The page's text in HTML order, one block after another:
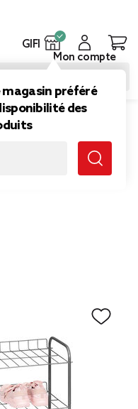
GIFI
préféré
des
Mon compte
métal